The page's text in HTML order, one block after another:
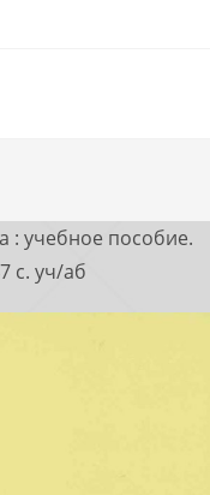
: учебное пособие.
с. уч/аб